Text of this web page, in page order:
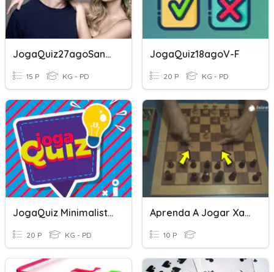
JogaQuiz27agoSandy&Jr
15 P KG - PD
JogaQuiz18agoV-F
20 P KG - PD
JogaQuiz Minimalistas
20 P KG - PD
Aprenda A Jogar Xadrez Vídeo
10 P